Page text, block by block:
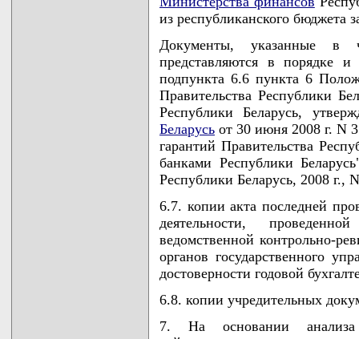
из республиканского бюджета
Документы, указанные в
представляются в порядке
подпункта 6.6 пункта 6
Правительства Республики
Республики Беларусь,
Беларусь от 30 июня 2008 г. N
гарантий Правительства
банками Республики
Республики Беларусь, 2008 г.,
6.7. копии акта последней
деятельности,
ведомственной контрольно-
органов государственного
достоверности годовой
6.8. копии учредительных
7. На основании анализа